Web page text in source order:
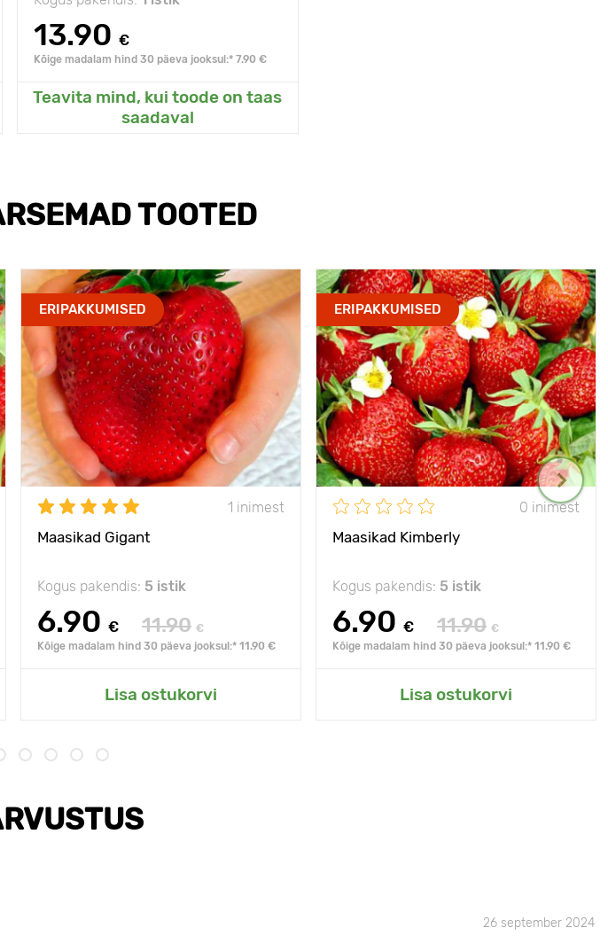
13.90 €
Kõige madalam hind 30 päeva jooksul:* 7.90 €
Teavita mind, kui toode on taas
saadaval
Lisanud Minu aeda
TOOTED
ERIPAKKUMISED
1 inimest
Maasikad Gigant
Kogus pakendis: 5 istik
6.90 € 11.90 €
Kõige madalam hind 30 päeva jooksul:* 11.90 €
Lisa ostukorvi
ERIPAKKUMISED
0 inimest
Maasikad Kimberly
Kogus pakendis: 5 istik
6.90 € 11.90 €
Kõige madalam hind 30 päeva jooksul:* 11.90 €
Lisa ostukorvi
26 september 2024